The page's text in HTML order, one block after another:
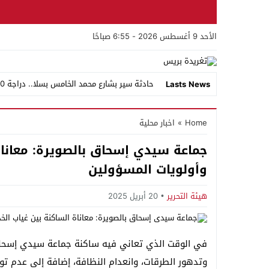
الأحد 9 أغسطس 2026 - 6:55 صباحًا
Lasts News
حادثة سير بشارع محمد الخامس بسلا.. دراجة C90 بدون ترقيم تصطدم بسيارة أجرة صغيرة وسائقها يلوذ بالفرار
وفاة بصعقة كهربائية تفتح ملف
إساݣن كتامة :حجز أكثر من 7 أطنان من مخدر الشيرا واعتقال شخصين بمدخل المدينة
فرقة مكافحة العصابات بسلا تطيح
سيدي الضاوي بسلا.. مستودعات عشوائية
“جيل زد 212” تنفي الدعوة إلى أي مظاهرة وتحذر من منشورات وصفحات مزيفة تنتحل اسمها
العثور على جثة داخل مرحاض مقهى بحي
الشرطة القضائية بسلا الجديدة توقف
Home
» اخبار محلية
جماعة سيدي إسحاق بالصويرة:
وأولويات المسؤولين
هيئة التحرير 20 أبريل 2025
في الوقت الذي تعاني فيه ساكنة جماعة سيدي إسحاق،
وتدهور الطرقات، وانعدام النظافة، إضافة إلى عدم